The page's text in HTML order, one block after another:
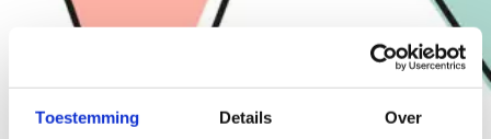
Toestemming Details Over